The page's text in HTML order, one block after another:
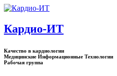
Перейти к основному содержанию
Кардио-ИТ
Качество в кардиологии
Медицинские Информационные Технологии
Рабочая группа